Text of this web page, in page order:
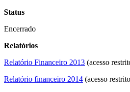
Status
Encerrado
Relatórios
Relatório Financeiro 2013 (acesso
Relatório financeiro 2014 (acesso